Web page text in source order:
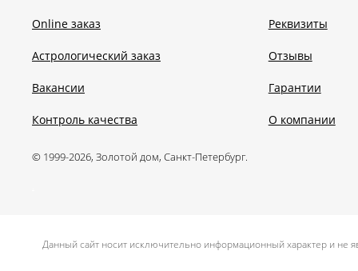
Online заказ
Астрологический заказ
Вакансии
Контроль качества
Реквизиты
Отзывы
Гарантии
О компании
© 1999-2026, Золотой дом, Санкт-Петербург.
Данный сайт носит исключительно информационный характер и не